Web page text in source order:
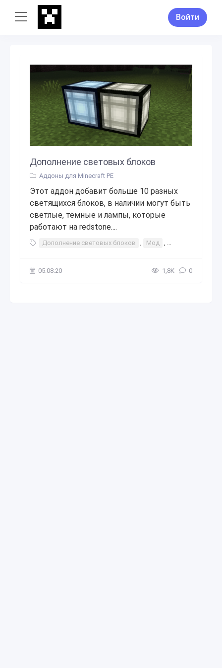
Войти
Дополнение световых блоков
Аддоны для Minecraft PE
Этот аддон добавит больше 10 разных
светящихся блоков, в наличии могут быть
светлые, тёмные и лампы, которые
работают на redstone....
Дополнение световых блоков , Мод , аддон
05.08.20 1,8К 0